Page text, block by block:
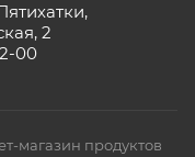
2
00
магазин продуктов